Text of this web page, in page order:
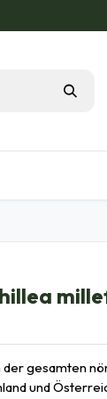
der gesamten
und